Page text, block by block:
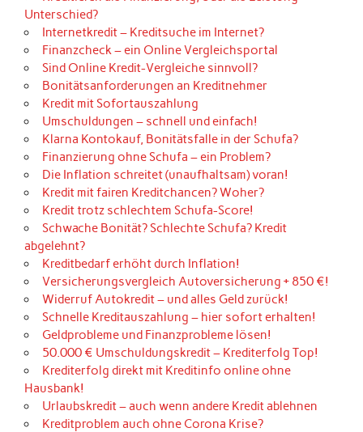
Unterschied?
Internetkredit – Kreditsuche im Internet?
Finanzcheck – ein Online Vergleichsportal
Sind Online Kredit-Vergleiche sinnvoll?
Bonitätsanforderungen an Kreditnehmer
Kredit mit Sofortauszahlung
Umschuldungen – schnell und einfach!
Klarna Kontokauf, Bonitätsfalle in der Schufa?
Finanzierung ohne Schufa – ein Problem?
Die Inflation schreitet (unaufhaltsam) voran!
Kredit mit fairen Kreditchancen? Woher?
Kredit trotz schlechtem Schufa-Score!
Schwache Bonität? Schlechte Schufa? Kredit
abgelehnt?
Kreditbedarf erhöht durch Inflation!
Versicherungsvergleich Autoversicherung + 850 €!
Widerruf Autokredit – und alles Geld zurück!
Schnelle Kreditauszahlung – hier sofort erhalten!
Geldprobleme und Finanzprobleme lösen!
50.000 € Umschuldungskredit – Krediterfolg Top!
Krediterfolg direkt mit Kreditinfo online ohne
Hausbank!
Urlaubskredit – auch wenn andere Kredit ablehnen
Kreditproblem auch ohne Corona Krise?